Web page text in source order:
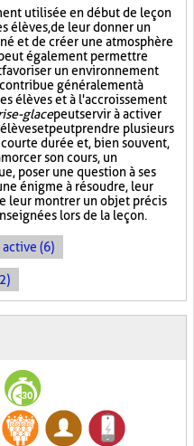
utilisée en début de leçon
élèves, de leur donner un
et de créer une atmosphère
également permettre
un environnement
généralement à
élèves et à l'accroissement
glacepeut servir à activer
et peut prendre plusieurs
durée et, bien souvent,
son cours, un
poser une question à ses
énigme à résoudre, leur
leur montrer un objet précis
lors de la leçon.
(6)